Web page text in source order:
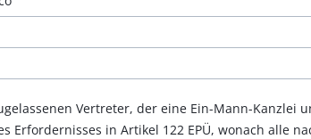
Vertreter, der eine Ein-Mann-
Erfordernisses in Artikel 122 EPÜ, wonach alle